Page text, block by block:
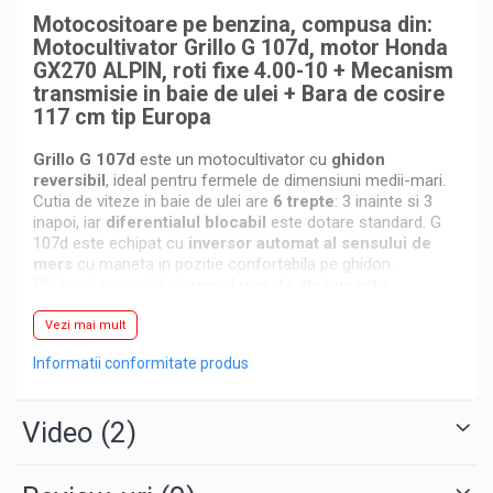
Alte unelte de gradinarit
Echipamente de protectie pentru
gradina
Casti de protectie
Manusi de lucru
Ochelari de protectie
Electrice si Iluminat
Sisteme fotovoltaice
Prize & Prelungitoare
Foreze pentru subtraversari
Accesorii pentru santier
Tubulatura evacuare deseuri
Parapeti rutieri
Motocositoare pe benzina, compusa din:
Motocultivator Grillo G 107d, motor Honda
GX270 ALPIN, roti fixe 4.00-10 + Mecanism
transmisie in baie de ulei + Bara de cosire
117 cm tip Europa
Grillo G 107d este un motocultivator cu ghidon
reversibil , ideal pentru fermele de dimensiuni medii-mari.
Cutia de viteze in baie de ulei are 6 trepte: 3 inainte si 3
inapoi, iar diferentialul blocabil este dotare standard. G
107d este echipat cu inversor automat al sensului de
mers cu maneta in pozitie confortabila pe ghidon.
disponibile fac din G 107d un motocultivator extrem de
versatil.
Atasamentele se monteaza pe motocultivator fie direct in
Pentru o stabilitate mai mare pe pante, latimea
Vezi mai mult
Informatii conformitate produs
Video (2)